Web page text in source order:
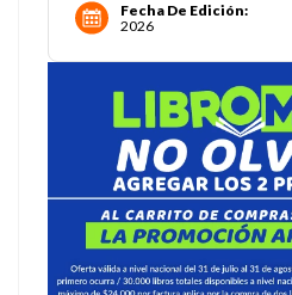
Fecha De Edición:
2026